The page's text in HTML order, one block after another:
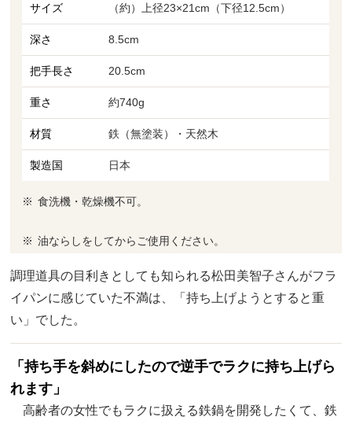
サイズ （約）上径23×21cm（下径12.5cm）
深さ 8.5cm
把手長さ 20.5cm
重さ 約740g
材質 鉄（無塗装）・天然木
製造国 日本
食洗機・乾燥機不可。
油ならしをしてからご使用ください。
調理道具の目利きとしても知られる松田美智子さんがフラ
イパンに感じていた不満は、「持ち上げようとすると重
い」でした。
「持ち手を斜めにしたので逆手でラクに持ち上げら
れます」
高齢者の女性でもラクに扱える鉄鍋を開発したくて、鉄